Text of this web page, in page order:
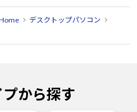
デスクトップパソコン
から探す